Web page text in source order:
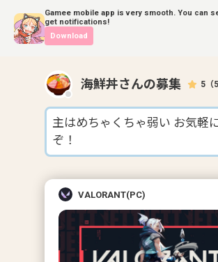
Gamee mobile app is very smooth. You can
get notifications!
Download
海鮮丼さんの募集 5 （
主はめちゃくちゃ弱い お気軽
ぞ！
VALORANT(PC)